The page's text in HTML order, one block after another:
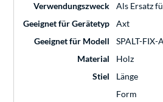
Verwendungszweck
Als Ersatz
Geeignet für Gerätetyp
Axt
Geeignet für Modell
SPALT-FIX-
Material
Holz
Stiel
Länge
Form